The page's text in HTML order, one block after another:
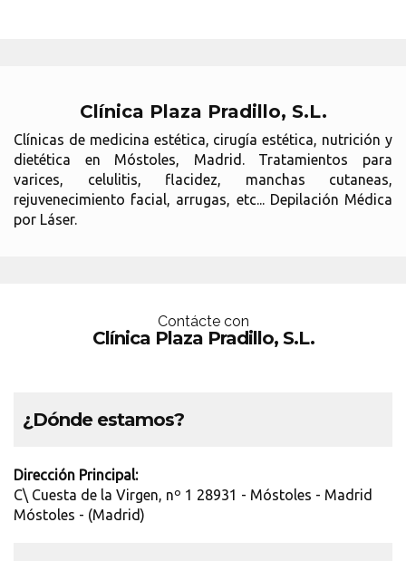
Clínica Plaza Pradillo, S.L.
Clínicas de medicina estética, cirugía estética, nutrición y
dietética en Móstoles, Madrid. Tratamientos para
varices, celulitis, flacidez, manchas cutaneas,
rejuvenecimiento facial, arrugas, etc... Depilación Médica
por Láser.
Contácte con
Clínica Plaza Pradillo, S.L.
¿Dónde estamos?
Dirección Principal:
C\ Cuesta de la Virgen, nº 1 28931 - Móstoles - Madrid
Móstoles - (Madrid)